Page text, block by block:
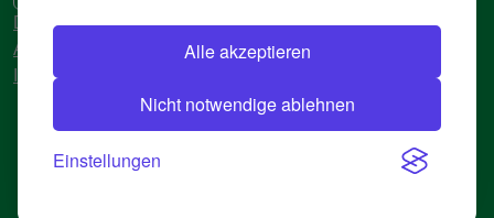
Alle akzeptieren
Nicht notwendige ablehnen
Einstellungen
Datenschutzerkläreung
AGB
Impressum
© 2018-2026 AtlasBig.com